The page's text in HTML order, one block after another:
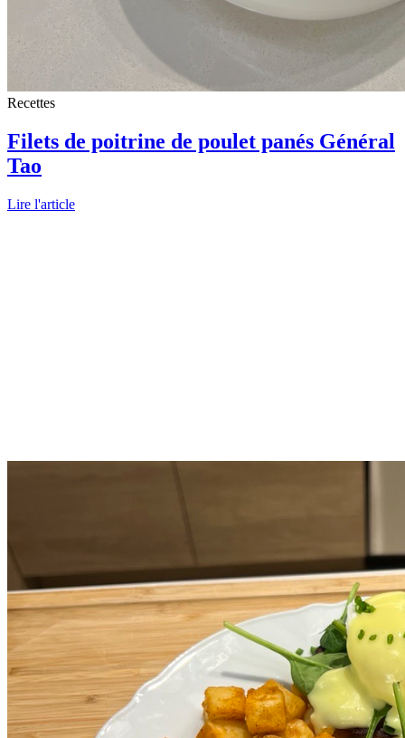
Recettes
Filets de poitrine de poulet panés Général
Tao
Lire l'article